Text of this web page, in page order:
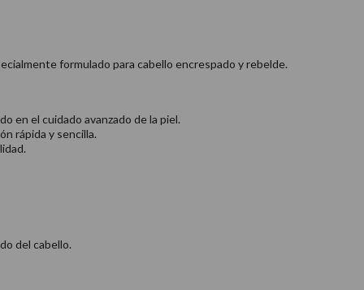
formulado para cabello encrespado y rebelde.
en el cuidado avanzado de la piel.
rápida y sencilla.
del cabello.